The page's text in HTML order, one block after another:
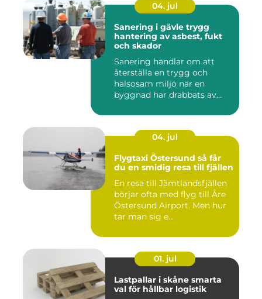
04. jul
Sanering i gävle trygg
hantering av asbest, fukt
och skador
Sanering handlar om att
återställa en trygg och
hälsosam miljö när en
byggnad har drabbats av
04. jul
Flygtaxi Östersund så får
du en smidig resa till fjällen
En resa till Jämtlandsfjällen
börjar ofta med flyg till Åre
Östersund Airport. Men hur
tar man sig e...
01. jul
Lastpallar i skåne smarta
val för hållbar logistik